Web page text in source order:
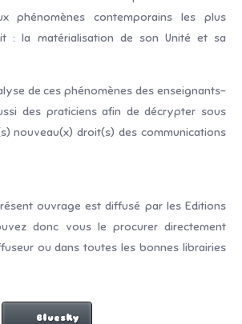
phénomènes contemporains les plus
: la matérialisation de son Unité et sa
de ces phénomènes des enseignants-
des praticiens afin de décrypter sous
nouveau(x) droit(s) des communications
ouvrage est diffusé par les Editions
donc vous le procurer directement
ou dans toutes les bonnes librairies
Bluesky